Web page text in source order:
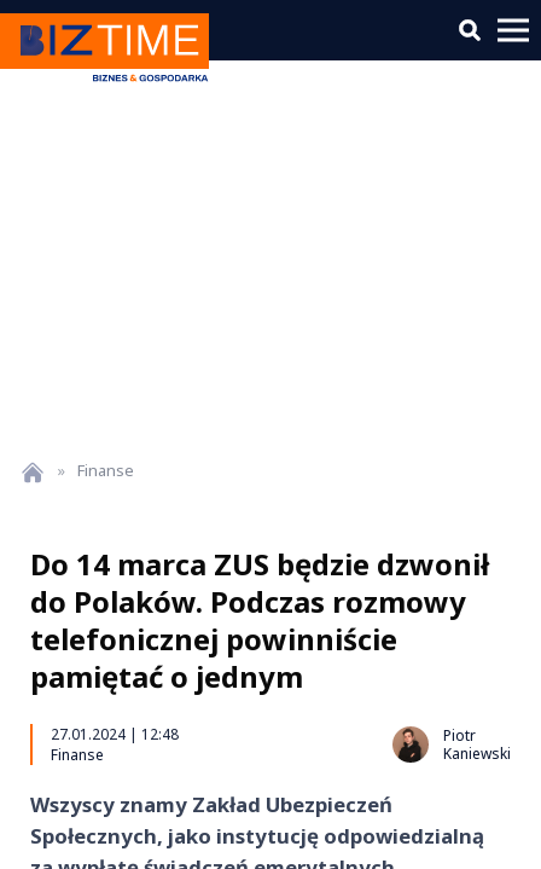
» Finanse
Do 14 marca ZUS będzie dzwonił
do Polaków. Podczas rozmowy
telefonicznej powinniście
pamiętać o jednym
27.01.2024 | 12:48
Finanse
Piotr
Kaniewski
Wszyscy znamy Zakład Ubezpieczeń
Społecznych, jako instytucję odpowiedzialną